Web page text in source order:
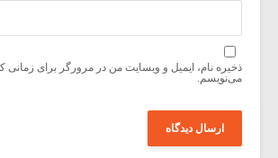
ذخیره نام، ایمیل و وبسایت من در مرورگر برای زمانی
می‌نویسم.